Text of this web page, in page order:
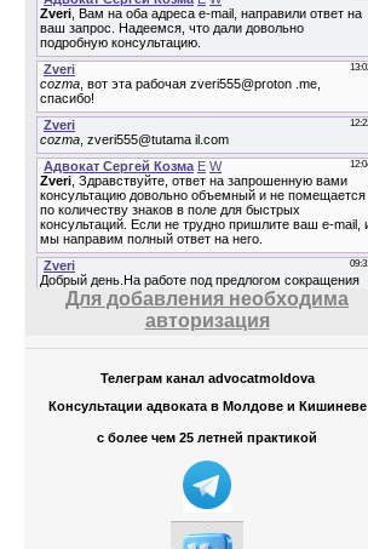
Для добавления необходима
авторизация
Телеграм канал advocatmoldova
Консультации адвоката в Молдове и Кишиневе
с более чем 25 летней практикой